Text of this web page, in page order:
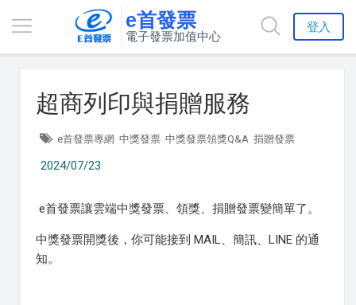
e首發票
電子發票加值中心
登入
超商列印與捐贈服務
e首發票專網 中獎發票 中獎發票領獎Q&A 捐贈發票
2024/07/23
e首發票讓雲端中獎發票、領獎、捐贈發票變簡單了。
中獎發票開獎後，你可能接到 MAIL、簡訊、LINE 的通
知。